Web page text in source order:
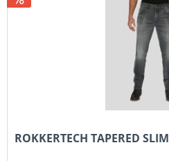
ROKKERTECH TAPERED SLIM